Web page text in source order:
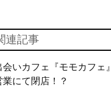
連記事
いカフェ『モモカフェ』
にて閉店！？